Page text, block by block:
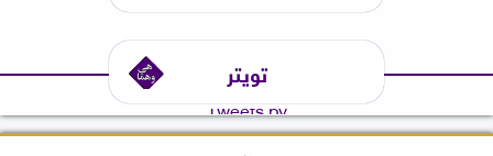
تويتر
Tweets by